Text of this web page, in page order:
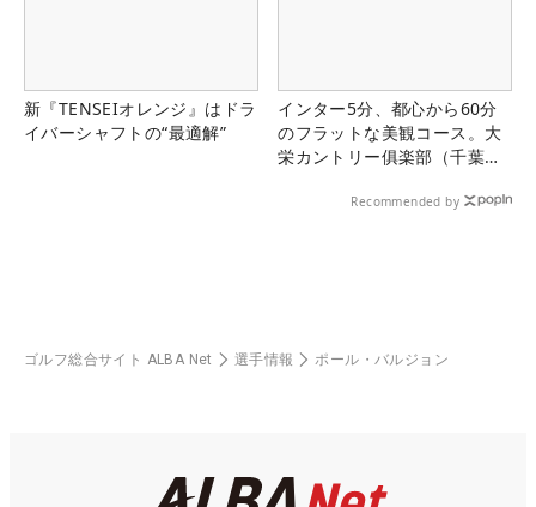
新『TENSEIオレンジ』はドラ
イバーシャフトの“最適解”
インター5分、都心から60分
のフラットな美観コース。大
栄カントリー俱楽部（千葉
Recommended by
ゴルフ総合サイト ALBA Net 選手情報 ポール・バルジョン